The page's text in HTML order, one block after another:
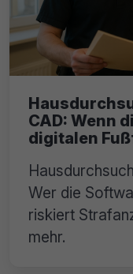
CAD: Wenn
digitalen
Wer die
riskiert
mehr.